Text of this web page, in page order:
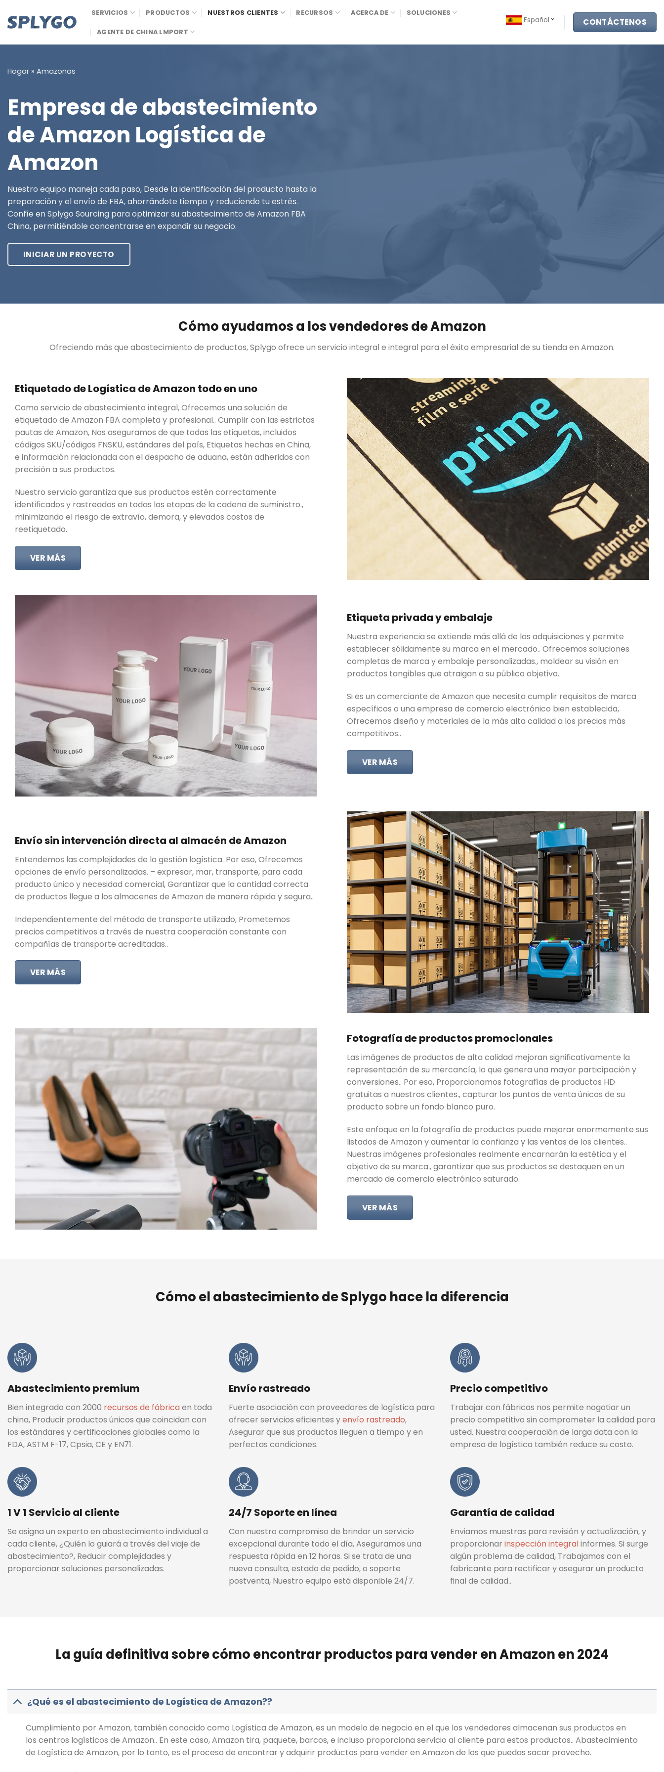
contenido
SERVICIOS PRODUCTOS NUESTROS CLIENTES RECURSOS ACERCA DE SOLUCIONES
AGENTE DE CHINA LMPORT
Español CONTÁCTENOS
Hogar » Amazonas
Empresa de abastecimiento
de Amazon Logística de
Amazon
Nuestro equipo maneja cada paso, Desde la identificación del producto hasta la
preparación y el envío de FBA, ahorrándote tiempo y reduciendo tu estrés.
Confíe en Splygo Sourcing para optimizar su abastecimiento de Amazon FBA
China, permitiéndole concentrarse en expandir su negocio.
INICIAR UN PROYECTO
Cómo ayudamos a los vendedores de Amazon
Ofreciendo más que abastecimiento de productos, Splygo ofrece un servicio integral e integral para el éxito empresarial de su tienda en Amazon.
Etiquetado de Logística de Amazon todo en uno
Como servicio de abastecimiento integral, Ofrecemos una solución de
etiquetado de Amazon FBA completa y profesional.. Cumplir con las estrictas
pautas de Amazon, Nos aseguramos de que todas las etiquetas, incluidos
códigos SKU/códigos FNSKU, estándares del país, Etiquetas hechas en China,
e información relacionada con el despacho de aduana, están adheridos con
precisión a sus productos.
Nuestro servicio garantiza que sus productos estén correctamente
identificados y rastreados en todas las etapas de la cadena de suministro.,
minimizando el riesgo de extravío, demora, y elevados costos de
reetiquetado.
VER MÁS
Etiqueta privada y embalaje
Nuestra experiencia se extiende más allá de las adquisiciones y permite
establecer sólidamente su marca en el mercado.. Ofrecemos soluciones
completas de marca y embalaje personalizadas., moldear su visión en
productos tangibles que atraigan a su público objetivo.
Si es un comerciante de Amazon que necesita cumplir requisitos de marca
específicos o una empresa de comercio electrónico bien establecida,
Ofrecemos diseño y materiales de la más alta calidad a los precios más
competitivos..
VER MÁS
Envío sin intervención directa al almacén de Amazon
Entendemos las complejidades de la gestión logística. Por eso, Ofrecemos
opciones de envío personalizadas. – expresar, mar, transporte, para cada
producto único y necesidad comercial, Garantizar que la cantidad correcta
de productos llegue a los almacenes de Amazon de manera rápida y segura..
Independientemente del método de transporte utilizado, Prometemos
precios competitivos a través de nuestra cooperación constante con
compañías de transporte acreditadas..
VER MÁS
Fotografía de productos promocionales
Las imágenes de productos de alta calidad mejoran significativamente la
representación de su mercancía, lo que genera una mayor participación y
conversiones.. Por eso, Proporcionamos fotografías de productos HD
gratuitas a nuestros clientes., capturar los puntos de venta únicos de su
producto sobre un fondo blanco puro.
Este enfoque en la fotografía de productos puede mejorar enormemente sus
listados de Amazon y aumentar la confianza y las ventas de los clientes..
Nuestras imágenes profesionales realmente encarnarán la estética y el
objetivo de su marca., garantizar que sus productos se destaquen en un
mercado de comercio electrónico saturado.
VER MÁS
Cómo el abastecimiento de Splygo hace la diferencia
Abastecimiento premium
Bien integrado con 2000 recursos de fábricaen toda
china, Producir productos únicos que coincidan con
los estándares y certificaciones globales como la
FDA, ASTM F-17, Cpsia, CE y EN71.
Envío rastreado
Fuerte asociación con proveedores de logística para
ofrecer servicios eficientes yenvío rastreado,
Asegurar que sus productos lleguen a tiempo y en
perfectas condiciones.
Precio competitivo
Trabajar con fábricas nos permite nogotiar un
precio competitivo sin comprometer la calidad para
usted. Nuestra cooperación de larga data con la
empresa de logística también reduce su costo.
1 V 1 Servicio al cliente
Se asigna un experto en abastecimiento individual a
cada cliente, ¿Quién lo guiará a través del viaje de
abastecimiento?, Reducir complejidades y
proporcionar soluciones personalizadas.
24/7 Soporte en línea
Con nuestro compromiso de brindar un servicio
excepcional durante todo el día, Aseguramos una
respuesta rápida en 12 horas. Si se trata de una
nueva consulta, estado de pedido, o soporte
postventa, Nuestro equipo está disponible 24/7.
Garantía de calidad
Enviamos muestras para revisión y actualización, y
proporcionar inspección integralinformes. Si surge
algún problema de calidad, Trabajamos con el
fabricante para rectificar y asegurar un producto
final de calidad..
La guía definitiva sobre cómo encontrar productos para vender en Amazon en 2024
¿Qué es el abastecimiento de Logística de Amazon??
Cumplimiento por Amazon, también conocido como Logística de Amazon, es un modelo de negocio en el que los vendedores almacenan sus productos en
los centros logísticos de Amazon.. En este caso, Amazon tira, paquete, barcos, e incluso proporciona servicio al cliente para estos productos.. Abastecimiento
de Logística de Amazon, por lo tanto, es el proceso de encontrar y adquirir productos para vender en Amazon de los que puedas sacar provecho.